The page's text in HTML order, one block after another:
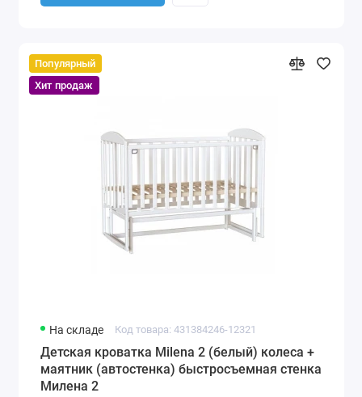
Популярный
Хит продаж
На складе Код товара: 431384246-12321
Детская кроватка Milena 2 (белый) колеса +
маятник (автостенка) быстросъемная стенка
Милена 2